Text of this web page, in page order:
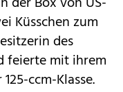
Küsschen zum
des
feierte mit ihrem
ccm-Klasse.